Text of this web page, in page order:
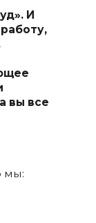
И
вы все
мы: